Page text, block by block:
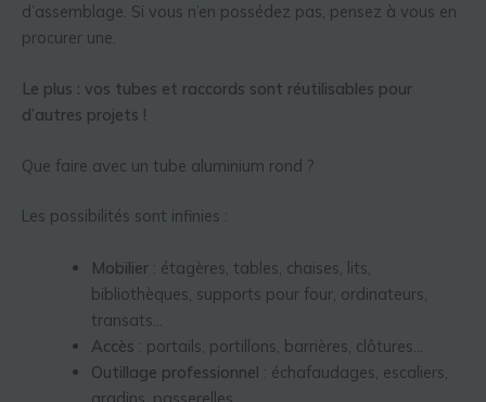
d’assemblage. Si vous n’en possédez pas, pensez à vous en
procurer une.
Le plus : vos tubes et raccords sont réutilisables pour
d’autres projets !
Que faire avec un tube aluminium rond ?
Les possibilités sont infinies :
Mobilier: étagères, tables, chaises, lits,
bibliothèques, supports pour four, ordinateurs,
transats…
Accès : portails, portillons, barrières, clôtures…
Outillage professionnel : échafaudages, escaliers,
gradins, passerelles…